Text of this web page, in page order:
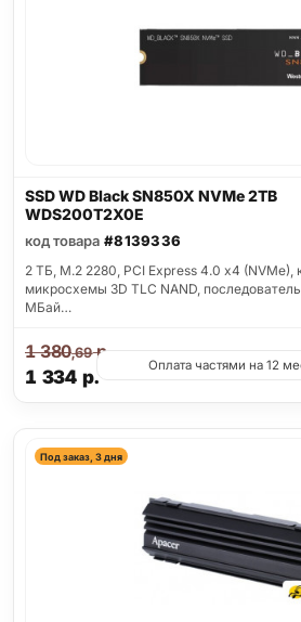
SSD WD Black SN850X NVMe 2TB
WDS200T2X0E
код товара #8139336
2 ТБ, M.2 2280, PCI Express 4.0 x4 (NVMe),
микросхемы 3D TLC NAND,
МБай…
1 334 р.
1 380,69р.
Оплата частями на 12
Под заказ, 3 дня